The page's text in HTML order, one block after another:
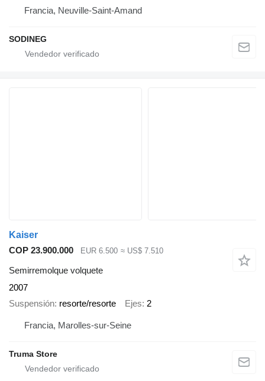
Francia, Neuville-Saint-Amand
SODINEG
Kaiser
COP 23.900.000
EUR 6.500 ≈ US$ 7.510
Semirremolque volquete
2007
Suspensión resorte/resorte Ejes 2
Francia, Marolles-sur-Seine
Truma Store